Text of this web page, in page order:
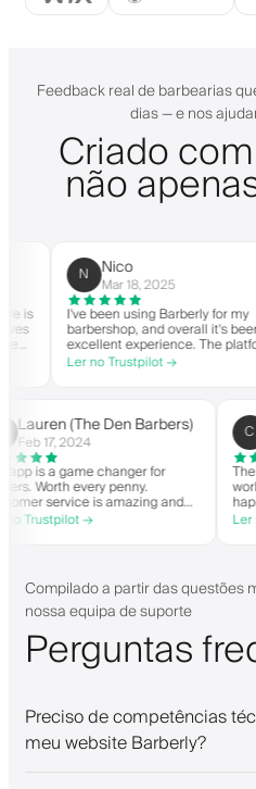
Feedback real de barbearias
dias — e nos
Criado
não
N Nico
Mar 18, 2025
I've been using Barberly for my
barbershop, and overall it's been
excellent experience. The platform
is easy to use, reliable, and has
streamlined my booking process.
helpful.
Ler no Trustpilot →
L( Lauren (The Den Barbers)
Feb 17, 2024
The app is a game changer for
barbers. Worth every penny.
Customer service is amazing and
helps with everything or whatever
they need. Definitely recommend.
Ler no Trustpilot →
Compilado a partir das questões
nossa equipa de suporte
Perguntas
Preciso de competências
meu website Barberly?